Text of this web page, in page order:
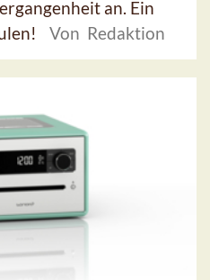
an. Ein
Von Redaktion